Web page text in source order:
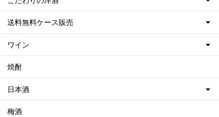
送料無料ケース販売
ワイン
焼酎
日本酒
梅酒